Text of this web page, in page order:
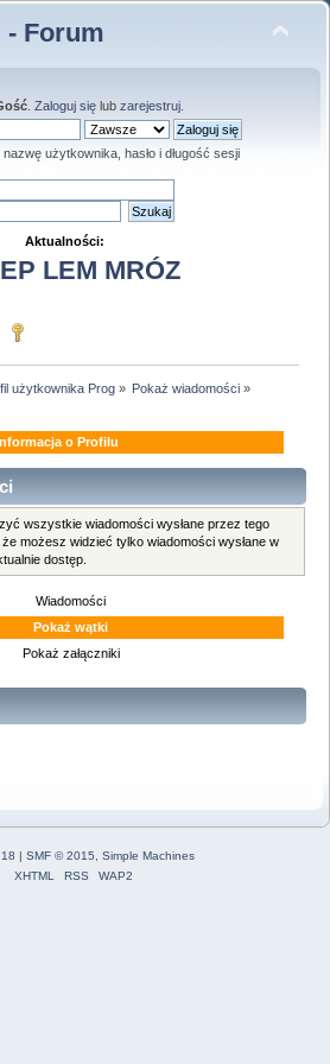
- Forum
. Zaloguj sięlub zarejestruj.
użytkownika, hasło i długość sesji
Aktualności:
LEM MRÓZ
użytkownika Prog» Pokaż wiadomości»
o Profilu
wszystkie wiadomości wysłane przez tego
możesz widzieć tylko wiadomości wysłane w
dostęp.
Wiadomości
Pokaż wątki
Pokaż załączniki
| SMF © 2015
Simple Machines
XHTML
RSS WAP2